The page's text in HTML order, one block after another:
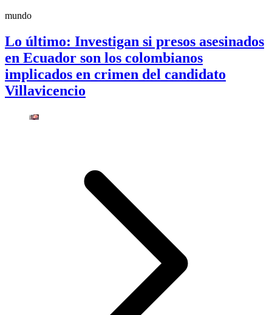
mundo
Lo último: Investigan si presos asesinados
en Ecuador son los colombianos
implicados en crimen del candidato
Villavicencio